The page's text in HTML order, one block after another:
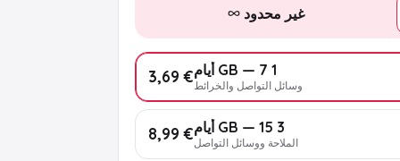
غير محدود
1 GB — 7 أيام
وسائل التواصل والخرائط€ 3,69
3 GB — 15 أيام
الملاحة ووسائل التواصل€ 8,99